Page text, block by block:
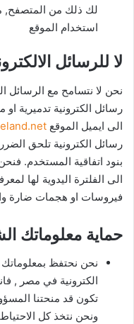
لك ذلك من
استخدام الموقع
لا للرسائل
نحن لا نتسامح مع الرسائل
رسائل الكترونية تدميرية
الى ايميل الموقع
رسائل الكترونية تلحق
بنود اتفاقية المستخدم.
الى الفلترة اليدوية لها
فيروسات او هجمات ضارة
حماية معلوماتك
نحن نحتفظ
الكترونية في مصر ,
تكون قد منحتنا
ونحن نتخذ كل